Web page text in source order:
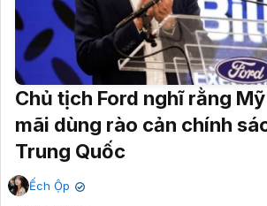
Chủ tịch Ford nghĩ rằng
mãi dùng rào cản chính
Trung Quốc
Ếch Ộp ✔